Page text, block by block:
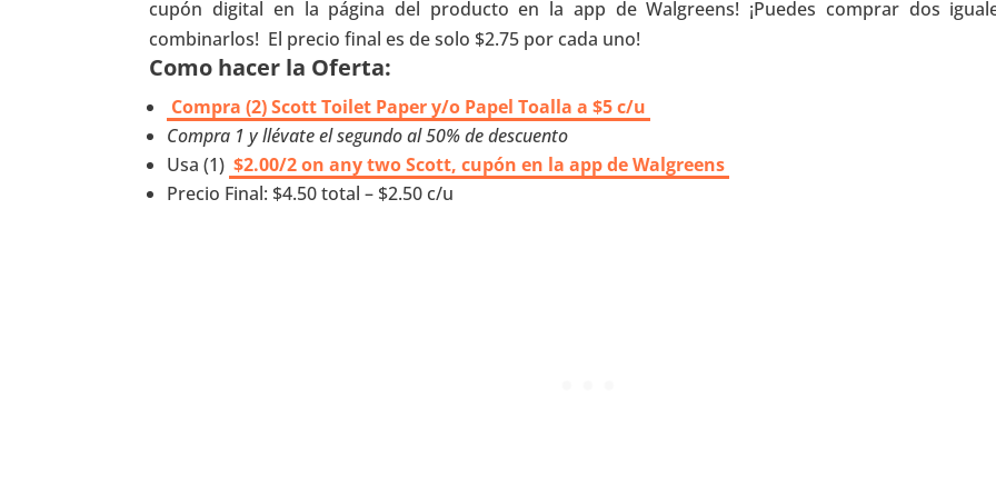
cupón digital en la página del producto en la app de Walgreens! ¡Puedes comprar dos
combinarlos! El precio final es de solo $2.75 por cada uno!
Como hacer la Oferta:
Compra (2) Scott Toilet Paper y/o Papel Toalla a $5 c/u
Compra 1 y llévate el segundo al 50% de descuento
Usa (1) $2.00/2 on any two Scott, cupón en la app de Walgreens
Precio Final: $4.50 total – $2.50 c/u